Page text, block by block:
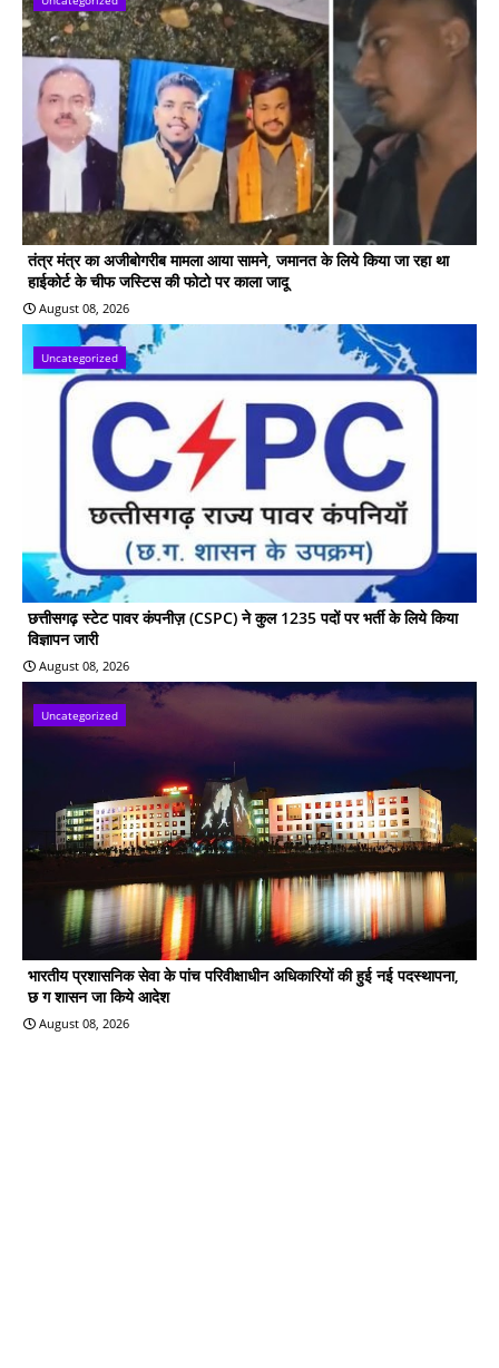
तंत्र मंत्र का अजीबोगरीब मामला आया सामने, जमानत के लिये किया जा रहा था
हाईकोर्ट के चीफ जस्टिस की फोटो पर काला जादू
August 08, 2026
Uncategorized
छत्तीसगढ़ स्टेट पावर कंपनीज़ (CSPC) ने कुल 1235 पदों पर भर्ती के लिये किया
विज्ञापन जारी
August 08, 2026
Uncategorized
भारतीय प्रशासनिक सेवा के पांच परिवीक्षाधीन अधिकारियों की हुई नई पदस्थापना,
छ ग शासन जा किये आदेश
August 08, 2026